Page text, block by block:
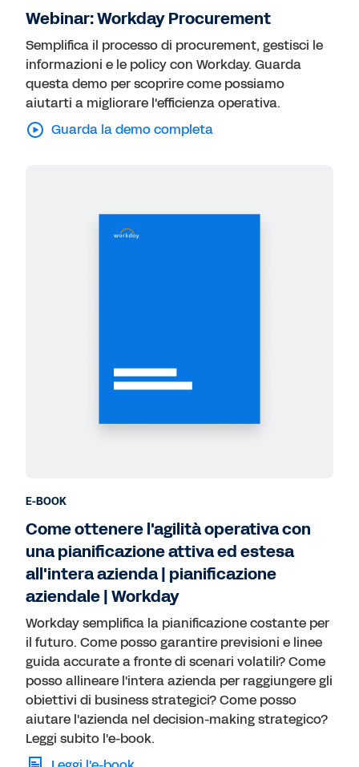
Webinar: Workday Procurement
Semplifica il processo di procurement, gestisci le
informazioni e le policy con Workday. Guarda
questa demo per scoprire come possiamo
aiutarti a migliorare l'efficienza operativa.
Guarda la demo completa
E-BOOK
Come ottenere l'agilità operativa con
una pianificazione attiva ed estesa
all'intera azienda | pianificazione
aziendale | Workday
Workday semplifica la pianificazione costante per
il futuro. Come posso garantire previsioni e linee
guida accurate a fronte di scenari volatili? Come
posso allineare l'intera azienda per raggiungere gli
obiettivi di business strategici? Come posso
aiutare l'azienda nel decision-making strategico?
Leggi subito l'e-book.